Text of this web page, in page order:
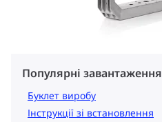
Популярні завантаження
Буклет виробу
Інструкції зі встановлення